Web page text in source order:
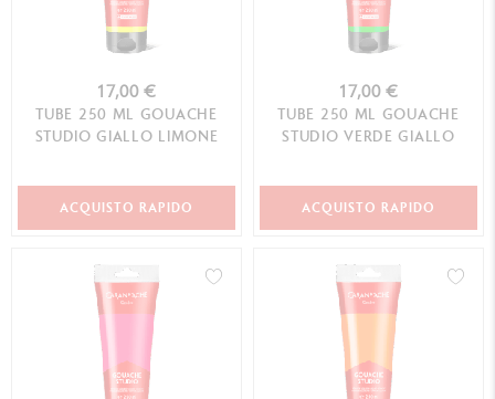
17,00 €
TUBE 250 ML GOUACHE
STUDIO GIALLO LIMONE
ACQUISTO RAPIDO
17,00 €
TUBE 250 ML GOUACHE
STUDIO VERDE GIALLO
ACQUISTO RAPIDO